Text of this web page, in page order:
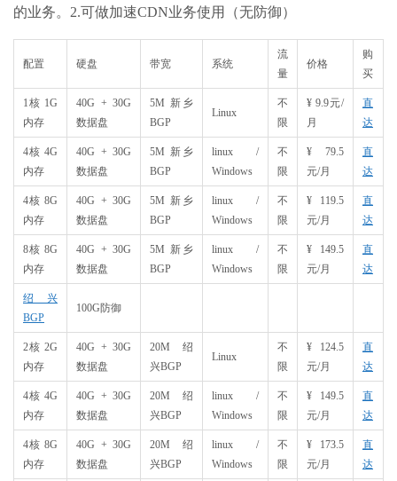
的业务。2.可做加速CDN业务使用（无防御）
配置 硬盘 带宽 系统
流
量
价格
购
买
1核 1G
内存
40G + 30G
数据盘
5M 新乡
BGP
Linux
不
限
¥ 9.9元/
月
直
达
4核 4G
内存
40G + 30G
数据盘
5M 新乡
BGP
linux /
Windows
不
限
¥ 79.5
元/月
直
达
4核 8G
内存
40G + 30G
数据盘
5M 新乡
BGP
linux /
Windows
不
限
¥ 119.5
元/月
直
达
8核 8G
内存
40G + 30G
数据盘
5M 新乡
BGP
linux /
Windows
不
限
¥ 149.5
元/月
直
达
绍兴
BGP
100G防御
2核 2G
内存
40G + 30G
数据盘
20M 绍
兴BGP
Linux
不
限
¥ 124.5
元/月
直
达
4核 4G
内存
40G + 30G
数据盘
20M 绍
兴BGP
linux /
Windows
不
限
¥ 149.5
元/月
直
达
4核 8G
内存
40G + 30G
数据盘
20M 绍
兴BGP
linux /
Windows
不
限
¥ 173.5
元/月
直
达